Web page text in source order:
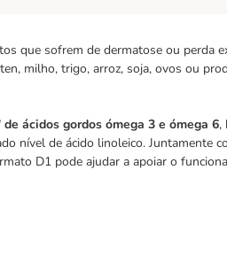
que sofrem de dermatose ou perda
milho, trigo, arroz, soja, ovos ou
ácidos gordos ómega 3 e ómega 6,
nível de ácido linoleico. Juntamente
D1 pode ajudar a apoiar o